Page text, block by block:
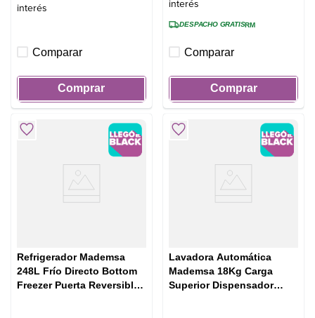
interés
Comparar
Comprar
interés
DESPACHO GRATISRM
Comparar
Comprar
Refrigerador Mademsa
248L Frío Directo Bottom
Freezer Puerta Reversible
Lavadora Automática
Mademsa 18Kg Carga
Superior Dispensador